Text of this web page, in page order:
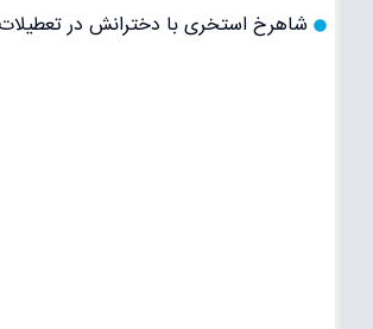
شاهرخ استخری با دخترانش در